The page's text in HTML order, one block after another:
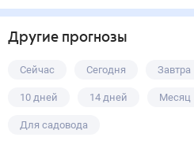
Другие прогнозы
Сейчас Сегодня Завтра
10 дней 14 дней Месяц
Для садовода